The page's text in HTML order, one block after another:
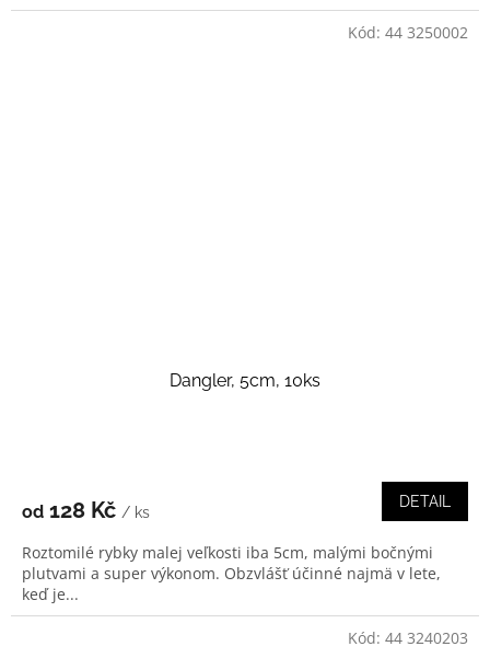
Dangler, 5cm, 10ks
od 128 Kč / ks
DETAIL
Roztomilé rybky malej veľkosti iba 5cm, malými bočnými
plutvami a super výkonom. Obzvlášť účinné najmä v lete,
keď je...
Kód: 44 3250002
Kód: 44 3240203